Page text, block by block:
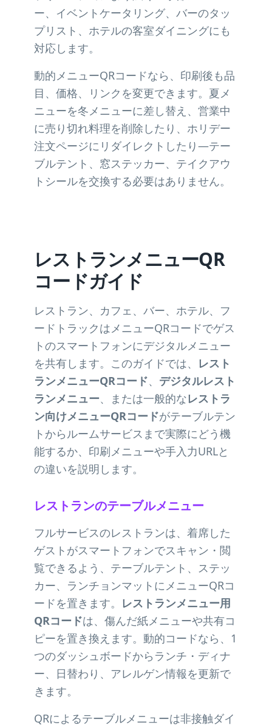
ー、イベントケータリング、バーのタッ
プリスト、ホテルの客室ダイニングにも
対応します。
動的メニューQRコードなら、印刷後も品
目、価格、リンクを変更できます。夏メ
ニューを冬メニューに差し替え、営業中
に売り切れ料理を削除したり、ホリデー
注文ページにリダイレクトしたり—テー
ブルテント、窓ステッカー、テイクアウ
トシールを交換する必要はありません。
レストランメニューQR
コードガイド
レストラン、カフェ、バー、ホテル、フ
ードトラックはメニューQRコードでゲス
トのスマートフォンにデジタルメニュー
を共有します。このガイドでは、 レスト
ランメニューQRコード、 デジタルレスト
ランメニュー、または一般的なレストラ
ン向けメニューQRコードがテーブルテン
トからルームサービスまで実際にどう機
能するか、印刷メニューや手入力URLと
の違いを説明します。
レストランのテーブルメニュー
フルサービスのレストランは、着席した
ゲストがスマートフォンでスキャン・閲
覧できるよう、テーブルテント、ステッ
カー、ランチョンマットにメニューQRコ
ードを置きます。 レストランメニュー用
QRコードは、傷んだ紙メニューや共有コ
ピーを置き換えます。動的コードなら、1
つのダッシュボードからランチ・ディナ
ー、日替わり、アレルゲン情報を更新で
きます。
QRによるテーブルメニューは非接触ダイ